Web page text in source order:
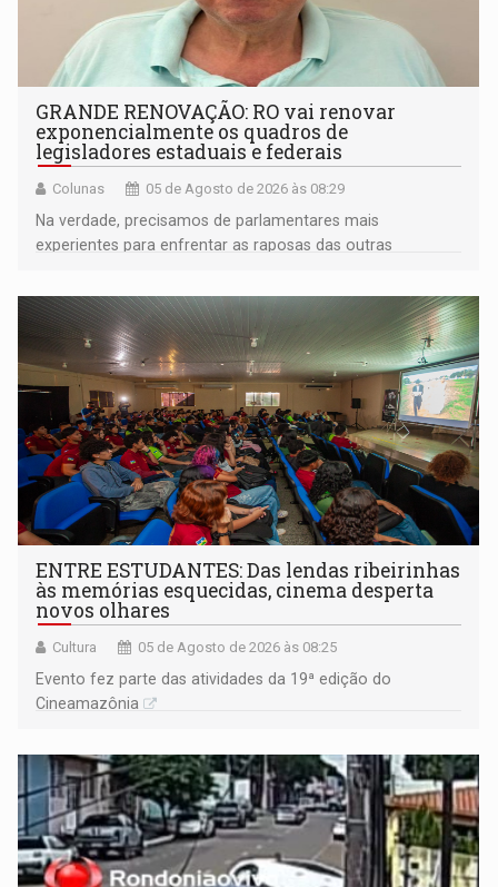
GRANDE RENOVAÇÃO: RO vai renovar
exponencialmente os quadros de
legisladores estaduais e federais
Colunas 05 de Agosto de 2026 às 08:29
Na verdade, precisamos de parlamentares mais
experientes para enfrentar as raposas das outras
ENTRE ESTUDANTES: Das lendas ribeirinhas
às memórias esquecidas, cinema desperta
novos olhares
Cultura 05 de Agosto de 2026 às 08:25
Evento fez parte das atividades da 19ª edição do
Cineamazônia